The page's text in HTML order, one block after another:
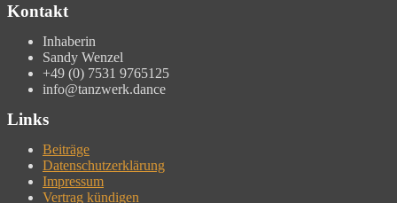
Kontakt
Inhaberin
Sandy Wenzel
+49 (0) 7531 9765125
info@tanzwerk.dance
Links
Beiträge
Datenschutzerklärung
Impressum
Vertrag kündigen